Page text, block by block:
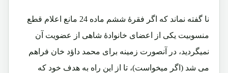
نا گفته نماند که اگر فقرۀ ششم ماده 24 مانع اعلام قطع
منسوبیت یکی از اعضای خانوادۀ شاهی از عضویت آن
نمیگردید، در آنصورت زمینه برای محمد داؤد خان فراهم
می شد (اگر میخواست)، تا از این راه به هدف خود که